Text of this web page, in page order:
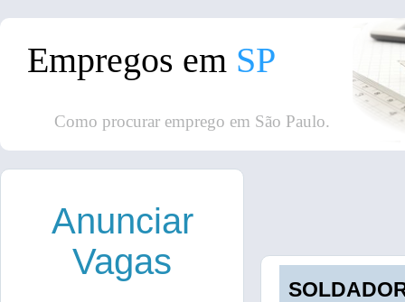
Empregos em SP
Como procurar emprego em São Paulo.
Anunciar
Vagas